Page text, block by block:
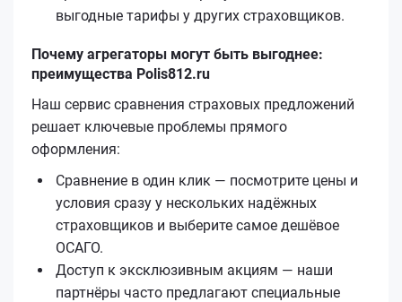
выгодные тарифы у других страховщиков.
Почему агрегаторы могут быть выгоднее:
преимущества Polis812.ru
Наш сервис сравнения страховых предложений
решает ключевые проблемы прямого
оформления:
Сравнение в один клик — посмотрите цены и
условия сразу у нескольких надёжных
страховщиков и выберите самое дешёвое
ОСАГО.
Доступ к эксклюзивным акциям — наши
партнёры часто предлагают специальные